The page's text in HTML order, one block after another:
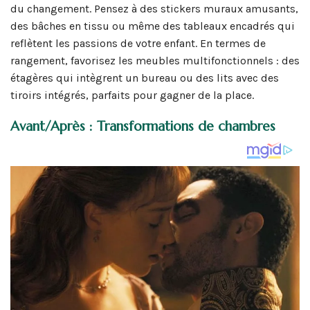
du changement. Pensez à des stickers muraux amusants,
des bâches en tissu ou même des tableaux encadrés qui
reflètent les passions de votre enfant. En termes de
rangement, favorisez les meubles multifonctionnels : des
étagères qui intègrent un bureau ou des lits avec des
tiroirs intégrés, parfaits pour gagner de la place.
Avant/Après : Transformations de chambres